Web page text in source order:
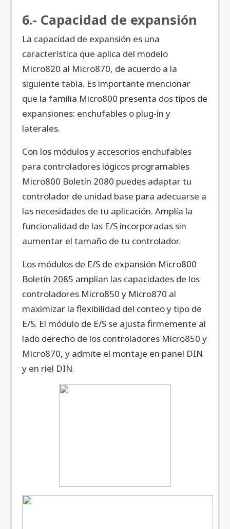
6.- Capacidad de expansión
La capacidad de expansión es una
característica que aplica del modelo
Micro820 al Micro870, de acuerdo a la
siguiente tabla. Es importante mencionar
que la familia Micro800 presenta dos tipos de
expansiones: enchufables o plug-in y
laterales.
Con los módulos y accesorios enchufables
para controladores lógicos programables
Micro800 Boletín 2080 puedes adaptar tu
controlador de unidad base para adecuarse a
las necesidades de tu aplicación. Amplía la
funcionalidad de las E/S incorporadas sin
aumentar el tamaño de tu controlador.
Los módulos de E/S de expansión Micro800
Boletín 2085 amplían las capacidades de los
controladores Micro850 y Micro870 al
maximizar la flexibilidad del conteo y tipo de
E/S. El módulo de E/S se ajusta firmemente al
lado derecho de los controladores Micro850 y
Micro870, y admite el montaje en panel DIN
y en riel DIN.